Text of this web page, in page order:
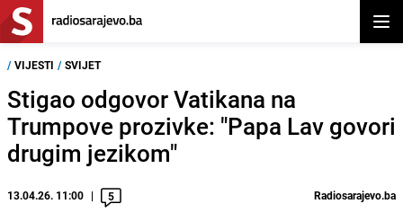
/ VIJESTI / SVIJET
Stigao odgovor Vatikana na
Trumpove prozivke: "Papa Lav govori
drugim jezikom"
13.04.26. 11:00 5 Radiosarajevo.ba